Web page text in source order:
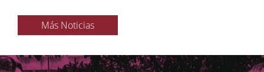
Más Noticias